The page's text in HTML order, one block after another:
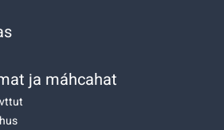
ja máhcahat